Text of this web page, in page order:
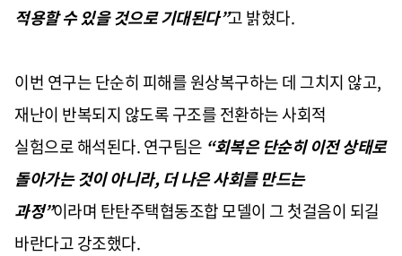
적용할 수 있을 것으로 기대된다”고 밝혔다.
이번 연구는 단순히 피해를 원상복구하는 데 그치지 않고,
재난이 반복되지 않도록 구조를 전환하는 사회적
실험으로 해석된다. 연구팀은 “회복은 단순히 이전 상태로
돌아가는 것이 아니라, 더 나은 사회를 만드는
과정”이라며 탄탄주택협동조합 모델이 그 첫걸음이 되길
바란다고 강조했다.